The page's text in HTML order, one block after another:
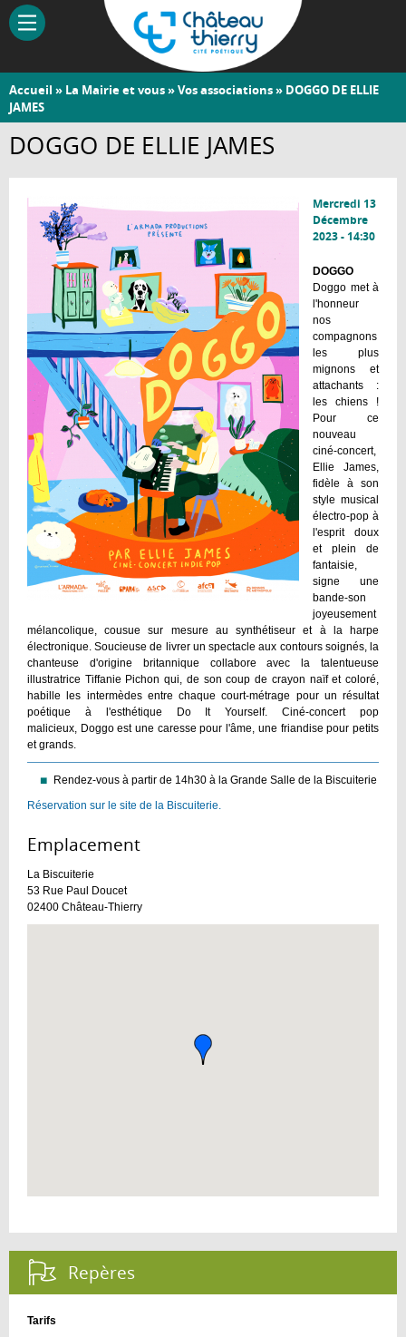
Aller
contenu
Château-
Thierry
Vous
êtes
ici
Accueil » La Mairie et vous»Vos associations» DOGGO DE ELLIE
JAMES
DOGGO DE ELLIE JAMES
Mercredi 13
Décembre
2023 - 14:30
DOGGO
Doggo met à
l'honneur
nos
compagnons
les plus
mignons et
attachants :
les chiens !
Pour ce
nouveau
ciné-concert,
Ellie James,
fidèle à son
style musical
électro-pop à
l'esprit doux
et plein de
fantaisie,
signe une
bande-son
joyeusement
mélancolique, cousue sur mesure au synthétiseur et à la harpe
électronique. Soucieuse de livrer un spectacle aux contours soignés, la
chanteuse d'origine britannique collabore avec la talentueuse
illustratrice Tiffanie Pichon qui, de son coup de crayon naïf et coloré,
habille les intermèdes entre chaque court-métrage pour un résultat
poétique à l'esthétique Do It Yourself. Ciné-concert pop
malicieux, Doggo est une caresse pour l'âme, une friandise pour petits
et grands.
Rendez-vous à partir de 14h30 à la Grande Salle de la Biscuiterie
Réservation sur le site de la Biscuiterie.
Emplacement :
La Biscuiterie
53 Rue Paul Doucet
02400 Château-Thierry
Repères :
Tarifs